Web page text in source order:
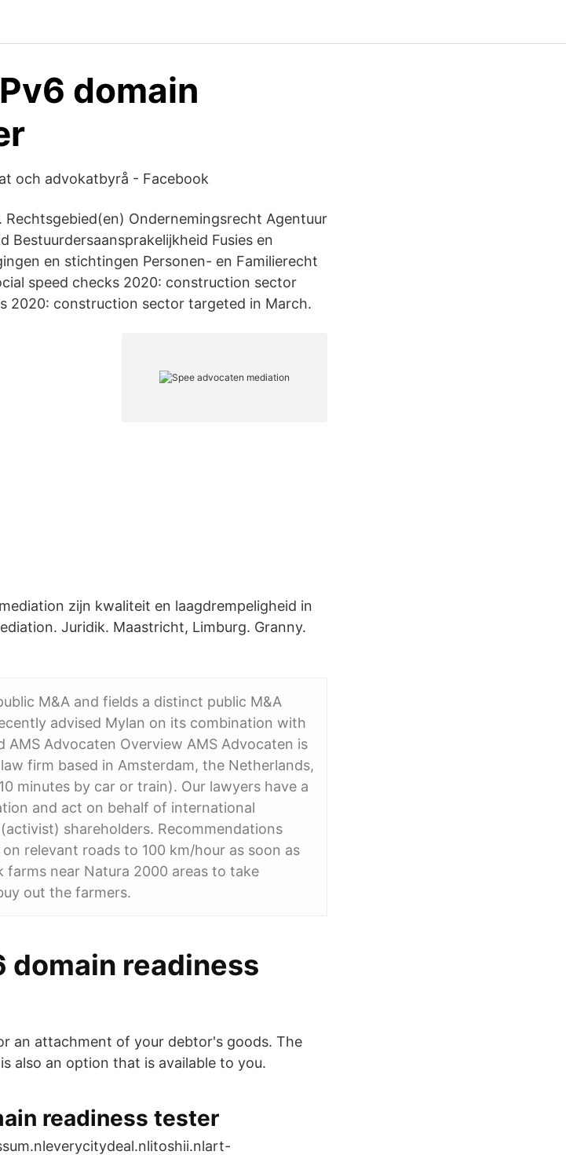
domain
och advokatbyrå - Facebook
Rechtsgebied(en) Ondernemingsrecht Agentuur
Bestuurdersaansprakelijkheid Fusies en
en stichtingen Personen- en Familierecht
speed checks 2020: construction sector
2020: construction sector targeted in March.
zijn kwaliteit en laagdrempeligheid in
Juridik. Maastricht, Limburg. Granny.
M&A and fields a distinct public M&A
advised Mylan on its combination with
AMS Advocaten Overview AMS Advocaten is
firm based in Amsterdam, the Netherlands,
minutes by car or train). Our lawyers have a
and act on behalf of international
shareholders. Recommendations
relevant roads to 100 km/hour as soon as
farms near Natura 2000 areas to take
out the farmers.
domain readiness
an attachment of your debtor's goods. The
also an option that is available to you.
readiness tester